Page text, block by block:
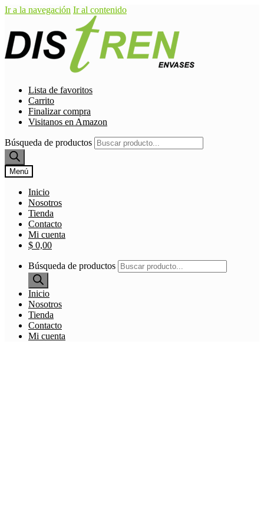
Ir a la navegación Ir al contenido
Lista de favoritos
Carrito
Finalizar compra
Visitanos en Amazon
Búsqueda de productos
Menú
Inicio
Nosotros
Tienda
Contacto
Mi cuenta
$ 0,00
Búsqueda de productos
Inicio
Nosotros
Tienda
Contacto
Mi cuenta